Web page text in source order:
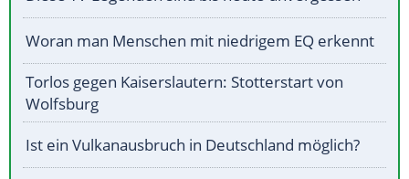
Woran man Menschen mit niedrigem EQ erkennt
Torlos gegen Kaiserslautern: Stotterstart von
Wolfsburg
Ist ein Vulkanausbruch in Deutschland möglich?